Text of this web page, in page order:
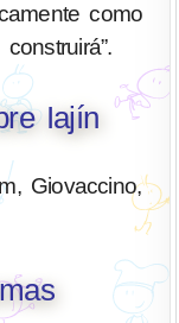
como
Iajín
Giovaccino,